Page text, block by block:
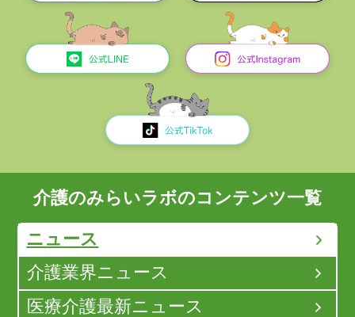
介護のみらいラボのコンテンツ一覧
ニュース
介護業界ニュース
医療介護最新ニュース